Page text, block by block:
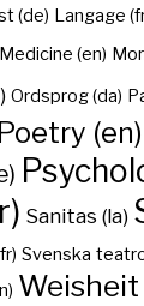
(de) Langage
Medicine (en)
Ordsprog (da)
Poetry (en)
Sanitas (la)
Svenska
Weisheit